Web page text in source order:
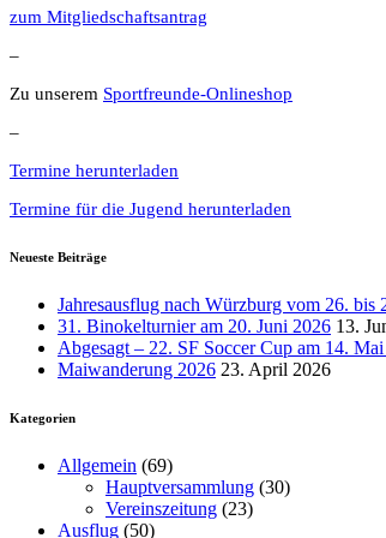
zum Mitgliedschaftsantrag
–
Zu unserem Sportfreunde-Onlineshop
–
Termine herunterladen
Termine für die Jugend herunterladen
Neueste Beiträge
Jahresausflug nach Würzburg vom 26. bis
31. Binokelturnier am 20. Juni 2026 13.
Abgesagt – 22. SF Soccer Cup am 14.
Maiwanderung 2026 23. April 2026
Kategorien
Allgemein (69)
Hauptversammlung (30)
Vereinszeitung (23)
Ausflug (50)